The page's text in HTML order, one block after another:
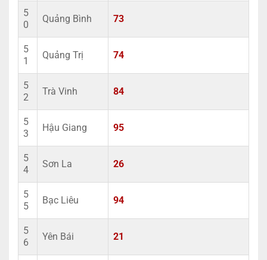
5
0
Quảng Bình 73
5
1
Quảng Trị 74
5
2
Trà Vinh 84
5
3
Hậu Giang 95
5
4
Sơn La 26
5
5
Bạc Liêu 94
5
6
Yên Bái 21